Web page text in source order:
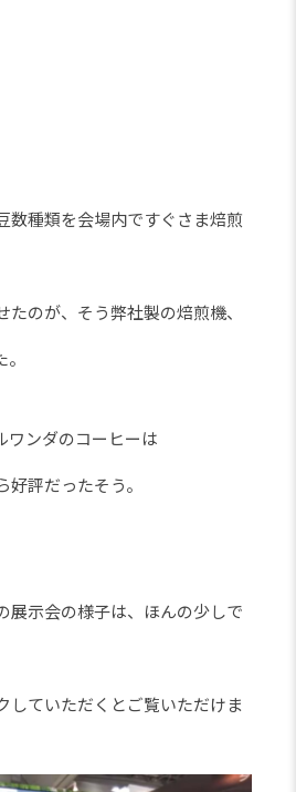
数種類を会場内ですぐさま焙煎
のが、そう弊社製の焙煎機、
ワンダのコーヒーは
評だったそう。
展示会の様子は、ほんの少しで
していただくとご覧いただけま